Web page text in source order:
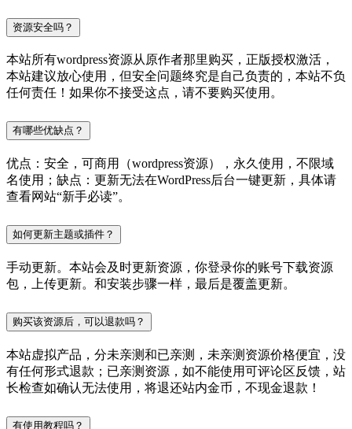
资源安全吗？
本站所有wordpress资源从原作者那里购买，正版授权激活，
本站建议放心使用，但安全问题终究是自己负责的，本站不负
任何责任！如果你不接受这点，请不要购买使用。
有哪些优缺点？
优点：安全，可商用（wordpress资源），永久使用，不限域
名使用；缺点：更新无法在WordPress后台一键更新，具体请
查看网站“新手必读”。
如何更新主题或插件？
手动更新。本站会及时更新资源，你登录你的账号下载资源
包，上传更新。和安装步骤一样，最后是覆盖更新。
购买该资源后，可以退款吗？
本站虚拟产品，分未亲测和已亲测，未亲测资源价格便宜，没
有任何形式退款；已亲测资源，如不能使用可评论区反馈，站
长检查如确认无法使用，将退还站内金币，不现金退款！
有使用教程吗？